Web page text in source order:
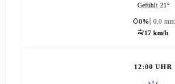
Gefühlt 21°
0%
0.0 mm
17 km/h
12:00 UHR